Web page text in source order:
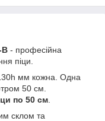
B - професійна
піци.
мм кожна. Одна
50 см.
по 50 см
склом та